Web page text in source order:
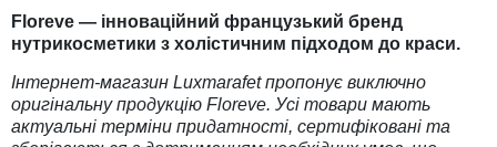
Floreve — інноваційний французький бренд
нутрикосметики з холістичним підходом до краси.
Інтернет-магазин Luxmarafet пропонує виключно
оригінальну продукцію Floreve. Усі товари мають
актуальні терміни придатності, сертифіковані та